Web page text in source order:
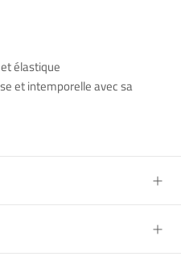
élastique
et intemporelle avec sa